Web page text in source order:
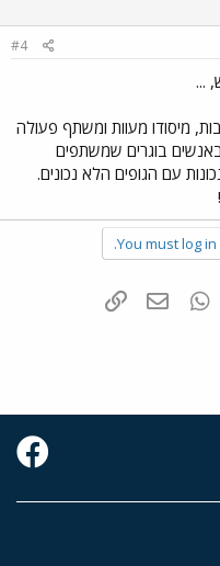
#4
...
מיסודו מעוות ומשתף פעולה
בוגרים שמשתפים
עם הגופים הלא נכונים.
You must log
Tumblr
WhatsAppדואר אלקטרוני